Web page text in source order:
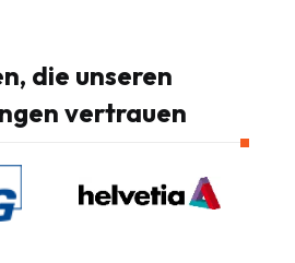
die unseren
vertrauen